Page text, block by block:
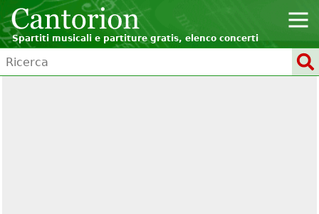
Spartiti musicali e partiture gratis, elenco concerti